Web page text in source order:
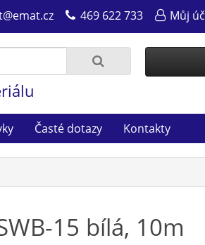
469 622 733 Můj
Časté dotazy Kontakty
15 bílá, 10m